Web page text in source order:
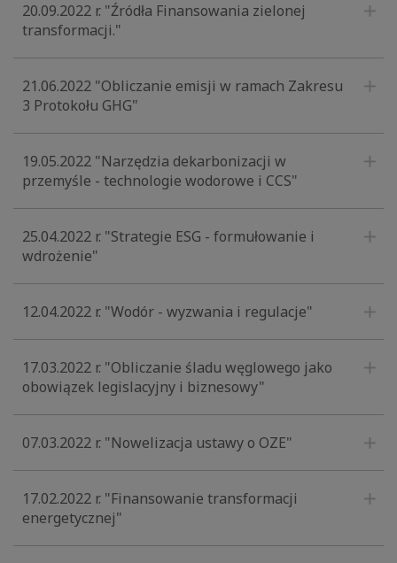
20.09.2022 r. "Źródła Finansowania zielonej
transformacji."
21.06.2022 "Obliczanie emisji w ramach Zakresu
3 Protokołu GHG"
19.05.2022 "Narzędzia dekarbonizacji w
przemyśle - technologie wodorowe i CCS"
25.04.2022 r. "Strategie ESG - formułowanie i
wdrożenie"
12.04.2022 r. "Wodór - wyzwania i regulacje"
17.03.2022 r. "Obliczanie śladu węglowego jako
obowiązek legislacyjny i biznesowy"
07.03.2022 r. "Nowelizacja ustawy o OZE"
17.02.2022 r. "Finansowanie transformacji
energetycznej"